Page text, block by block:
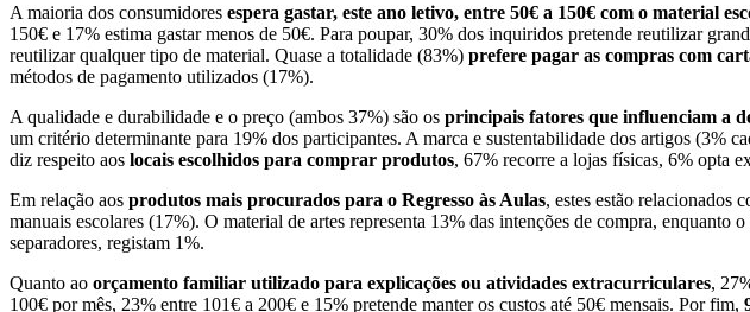
A maioria dos consumidores espera gastar, este ano letivo, entre 50€ a 150€ com o material
150€ e 17% estima gastar menos de 50€. Para poupar, 30% dos inquiridos pretende reutilizar
reutilizar qualquer tipo de material. Quase a totalidade (83%) prefere pagar as compras com
métodos de pagamento utilizados (17%).
A qualidade e durabilidade e o preço (ambos 37%) são os principais fatores que influenciam a
um critério determinante para 19% dos participantes. A marca e sustentabilidade dos artigos (3%
diz respeito aos locais escolhidos para comprar produtos, 67% recorre a lojas físicas, 6% opta
Em relação aos produtos mais procurados para o Regresso às Aulas, estes estão relacionados
manuais escolares (17%). O material de artes representa 13% das intenções de compra,
separadores, registam 1%.
Quanto ao orçamento familiar utilizado para explicações ou atividades extracurriculares,
100€ por mês, 23% entre 101€ a 200€ e 15% pretende manter os custos até 50€ mensais. Por fim,